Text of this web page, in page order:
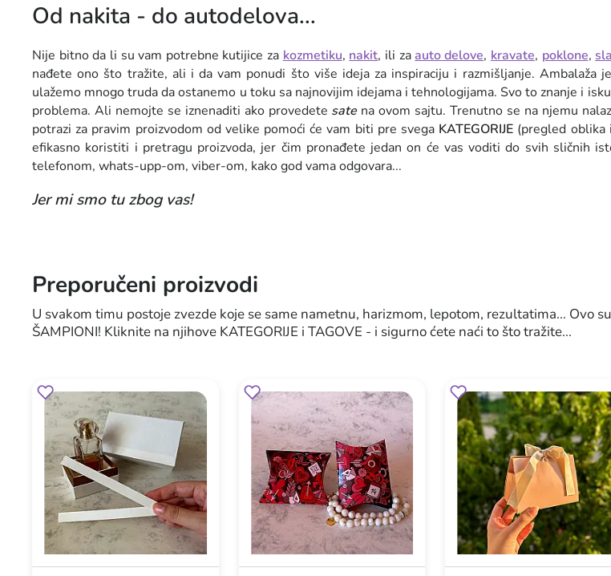
Od nakita - do autodelova...
Nije bitno da li su vam potrebne kutijice za kozmetiku,nakit, ili zaauto delove, kravate, poklone,
nađete ono što tražite, ali i da vam ponudi što više ideja za inspiraciju i razmišljanje. Ambalaža
ulažemo mnogo truda da ostanemo u toku sa najnovijim idejama i tehnologijama. Svo to znanje i
problema. Ali nemojte se iznenaditi ako provedete satena ovom sajtu. Trenutno se na njemu
potrazi za pravim proizvodom od velike pomoći će vam biti pre svega KATEGORIJE (pregled oblika
efikasno koristiti i pretragu proizvoda, jer čim pronađete jedan on će vas voditi do svih sličnih
telefonom, whats-upp-om, viber-om, kako god vama odgovara...
Jer mi smo tu zbog vas!
Preporučeni proizvodi
U svakom timu postoje zvezde koje se same nametnu, harizmom, lepotom, rezultatima... Ovo
ŠAMPIONI! Kliknite na njihove KATEGORIJE i TAGOVE - i sigurno ćete naći to što tražite...